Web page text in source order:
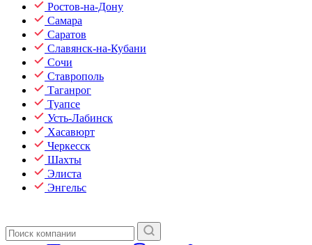
Ростов-на-Дону
Самара
Саратов
Славянск-на-Кубани
Сочи
Ставрополь
Таганрог
Туапсе
Усть-Лабинск
Хасавюрт
Черкесск
Шахты
Элиста
Энгельс